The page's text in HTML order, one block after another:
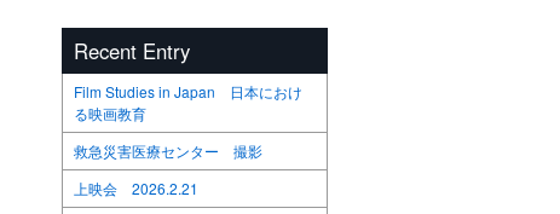
Recent Entry
Film Studies in Japan 日本におけ
る映画教育
救急災害医療センター 撮影
上映会 2026.2.21